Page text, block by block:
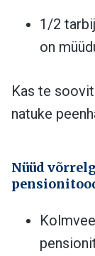
1/2
on
Kas te
natuke
Nüüd